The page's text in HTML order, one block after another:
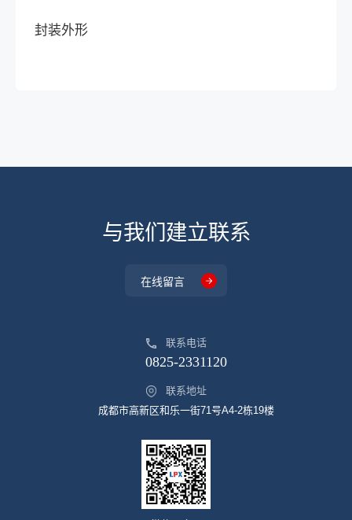
封装外形
与我们建立联系
在线留言
联系电话
0825-2331120
联系地址
成都市高新区和乐一街71号A4-2栋19楼